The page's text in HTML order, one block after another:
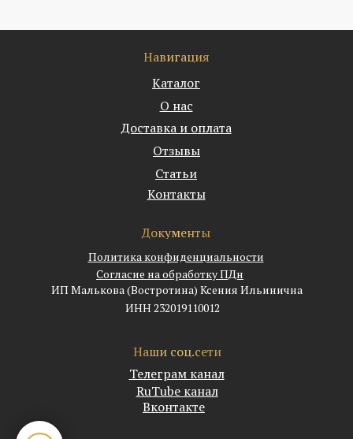
Навигация
Каталог
О нас
Доставка и оплата
ИП Малькова (Востротина) Ксения Ильинична
ИНН 232019110012
Политика конфиденциальности
Отзывы
Статьи
RuTube канал
Наши соц.сети
Телеграм канал
Контакты
Документы
Вконтакте
Согласие на обработку ПДн